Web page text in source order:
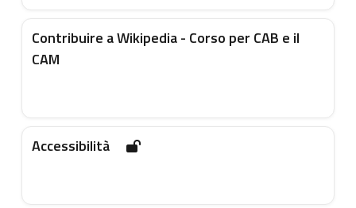
Contribuire a Wikipedia - Corso per CAB e il
CAM
Accessibilità